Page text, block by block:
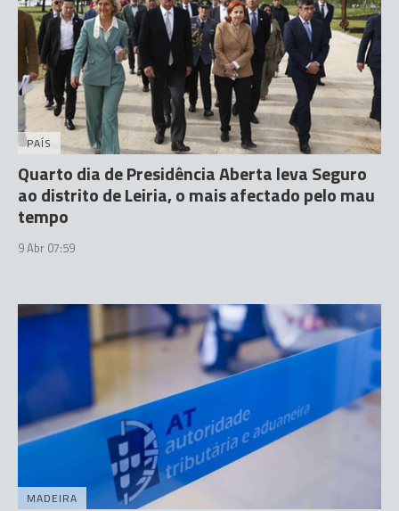
PAÍS
Quarto dia de Presidência Aberta leva Seguro
ao distrito de Leiria, o mais afectado pelo mau
tempo
9 Abr 07:59
MADEIRA